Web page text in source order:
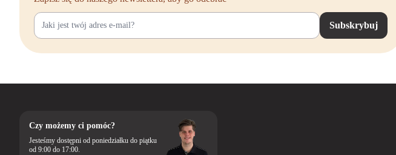
Subskrybuj
Czy możemy ci pomóc?
Jesteśmy dostępni od poniedziałku do piątku
od 9:00 do 17:00.